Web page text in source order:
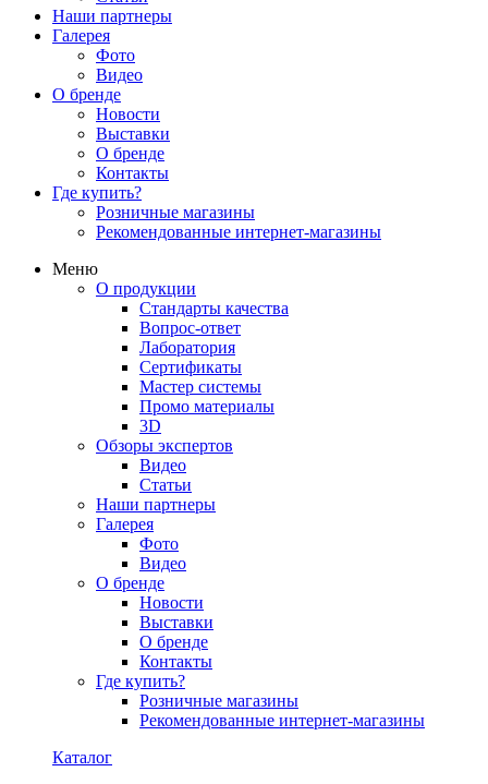
Наши партнеры
Галерея
Фото
Видео
О бренде
Новости
Выставки
О бренде
Контакты
Где купить?
Розничные магазины
Рекомендованные интернет-магазины
Меню
О продукции
Стандарты качества
Вопрос-ответ
Лаборатория
Сертификаты
Мастер системы
Промо материалы
3D
Обзоры экспертов
Видео
Статьи
Наши партнеры
Галерея
Фото
Видео
О бренде
Новости
Выставки
О бренде
Контакты
Где купить?
Розничные магазины
Рекомендованные интернет-магазины
Каталог